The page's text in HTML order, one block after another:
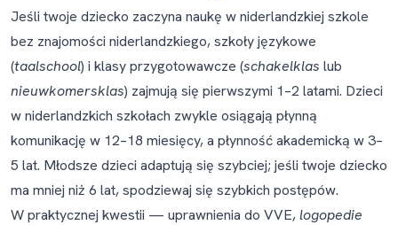
Jeśli twoje dziecko zaczyna naukę w niderlandzkiej szkole
bez znajomości niderlandzkiego, szkoły językowe
(taalschool) i klasy przygotowawcze (schakelklas lub
nieuwkomersklas) zajmują się pierwszymi 1–2 latami. Dzieci
w niderlandzkich szkołach zwykle osiągają płynną
komunikację w 12–18 miesięcy, a płynność akademicką w 3–
5 lat. Młodsze dzieci adaptują się szybciej; jeśli twoje dziecko
ma mniej niż 6 lat, spodziewaj się szybkich postępów.
W praktycznej kwestii — uprawnienia do VVE,logopedie